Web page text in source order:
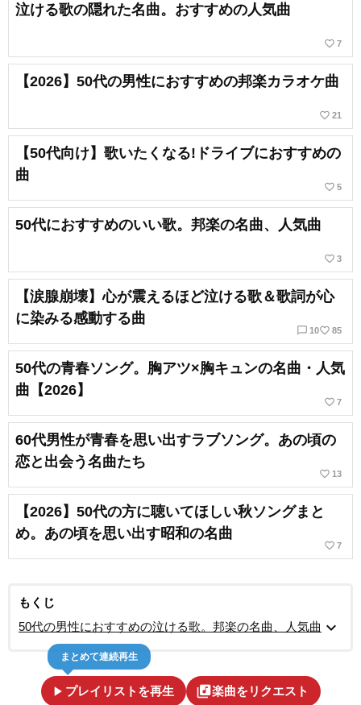
泣ける歌の隠れた名曲。おすすめの人気曲
favorite_border 7
【2026】50代の男性におすすめの邦楽カラオケ曲
favorite_border 21
【50代向け】歌いたくなる!ドライブにおすすめの
曲
favorite_border 5
50代におすすめのいい歌。邦楽の名曲、人気曲
favorite_border 3
【涙腺崩壊】心が震えるほど泣ける歌＆歌詞が心
に染みる感動する曲
chat_bubble_outline 10favorite_border 85
50代の青春ソング。胸アツ×胸キュンの名曲・人気
曲【2026】
favorite_border 7
60代男性が青春を思い出すラブソング。あの頃の
恋と出会う名曲たち
favorite_border 13
【2026】50代の方に聴いてほしい秋ソングまと
め。あの頃を思い出す昭和の名曲
favorite_border 7
もくじ
50代の男性におすすめの泣ける歌。邦楽の名曲、人気曲 expand_more
play_arrow プレイリストを再生
まとめて連続再生
library_music楽曲をリクエスト